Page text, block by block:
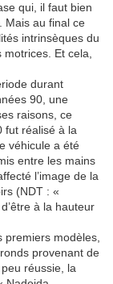
qui, il faut bien
Mais au final ce
intrinsèques du
Et cela,
durant
90, une
raisons, ce
fut réalisé à la
véhicule a été
entre les mains
l’image de la
(NDT : «
à la hauteur
modèles,
provenant de
réussie, la